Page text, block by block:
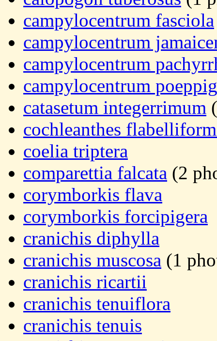
campylocentrum fasciola
campylocentrum
campylocentrum
campylocentrum
catasetum integerrimum
cochleanthes
coelia triptera
comparettia falcata (2
corymborkis flava
corymborkis forcipigera
cranichis diphylla
cranichis muscosa (1
cranichis ricartii
cranichis tenuiflora
cranichis tenuis